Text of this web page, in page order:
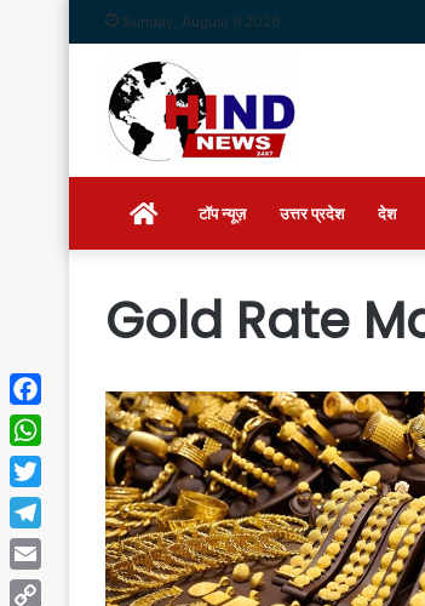
Sunday, August 9 2026
Homeटॉप न्यूज़ उत्तर प्रदेश देश
Gold Rate
Facebook
WhatsApp
Twitter
Telegram
Email